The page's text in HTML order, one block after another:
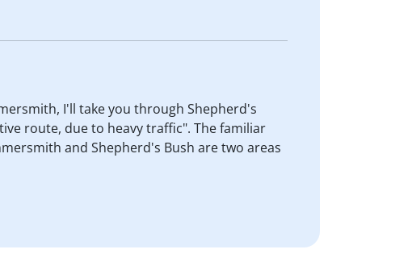
I'll take you through Shepherd's
route, due to heavy traffic". The familiar
and Shepherd's Bush are two areas